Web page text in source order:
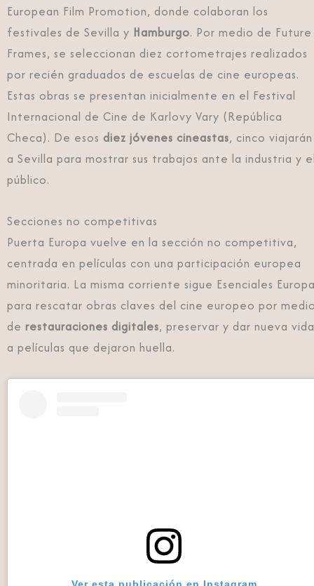
European Film Promotion, donde colaboran los
festivales de Sevilla y Hamburgo. Por medio de Future
Frames, se seleccionan diez cortometrajes realizados
por recién graduados de escuelas de cine europeas.
Estas obras se presentan inicialmente en el Festival
Internacional de Cine de Karlovy Vary (República
Checa). De esos diez jóvenes cineastas, cinco viajarán
a Sevilla para mostrar sus trabajos ante la industria y
público.
Secciones no competitivas
Puerta Europa vuelve en la sección no competitiva,
centrada en películas con una participación europea
minoritaria. La misma corriente sigue Esenciales
para rescatar obras claves del cine europeo por
de restauraciones digitales, preservar y dar nueva vida
a películas que dejaron huella.